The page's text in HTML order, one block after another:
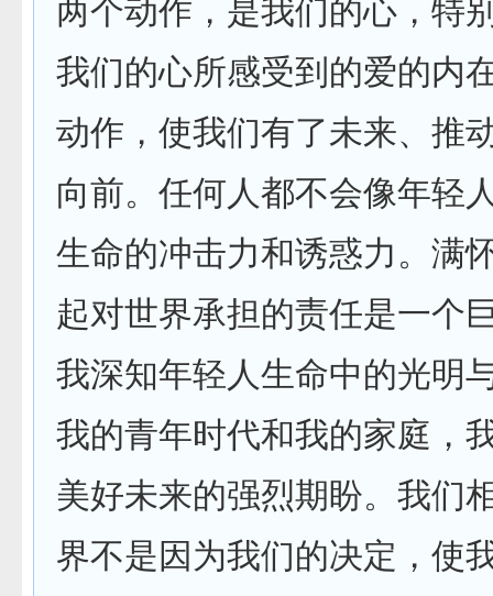
两个动作，是我们的心，特
我们的心所感受到的爱的内
动作，使我们有了未来、推
向前。任何人都不会像年轻
生命的冲击力和诱惑力。满
起对世界承担的责任是一个
我深知年轻人生命中的光明
我的青年时代和我的家庭，
美好未来的强烈期盼。我们
界不是因为我们的决定，使